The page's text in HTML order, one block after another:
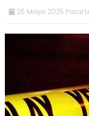
26 Mayıs 2025